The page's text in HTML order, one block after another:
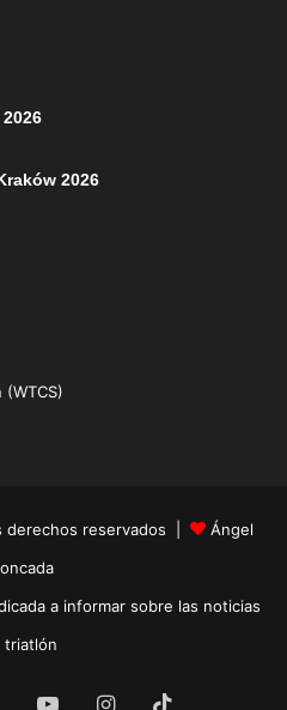
2026
derechos reservados |
Ángel
a informar sobre las noticias
triatlón
YouTubeInstagram